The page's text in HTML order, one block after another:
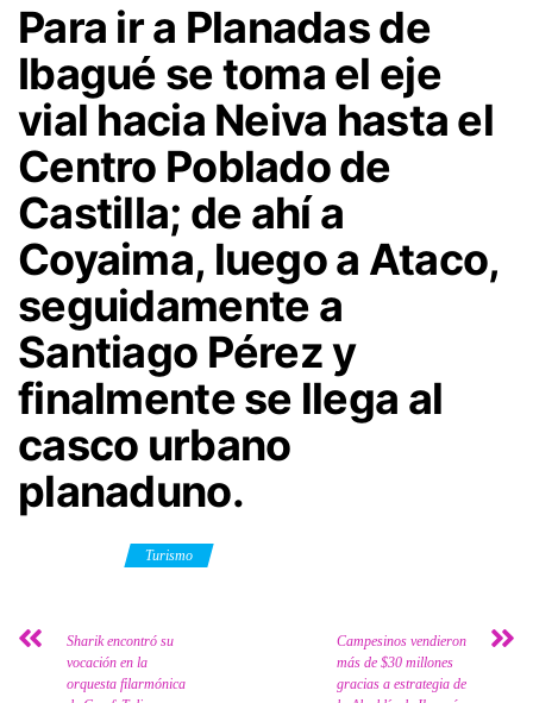
Para ir a Planadas de
Ibagué se toma el eje
vial hacia Neiva hasta el
Centro Poblado de
Castilla; de ahí a
Coyaima, luego a Ataco,
seguidamente a
Santiago Pérez y
finalmente se llega al
casco urbano
planaduno.
Turismo
Sharik encontró su
vocación en la
orquesta filarmónica
Campesinos vendieron
más de $30 millones
gracias a estrategia de